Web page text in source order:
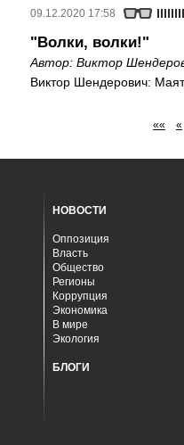
09.12.2020 17:58
"Волки, волки!"
Автор: Виктор
Виктор Шендерович:
«« «
НОВОСТИ
Оппозиция
Власть
Общество
Регионы
Коррупция
Экономика
В мире
Экология
БЛОГИ